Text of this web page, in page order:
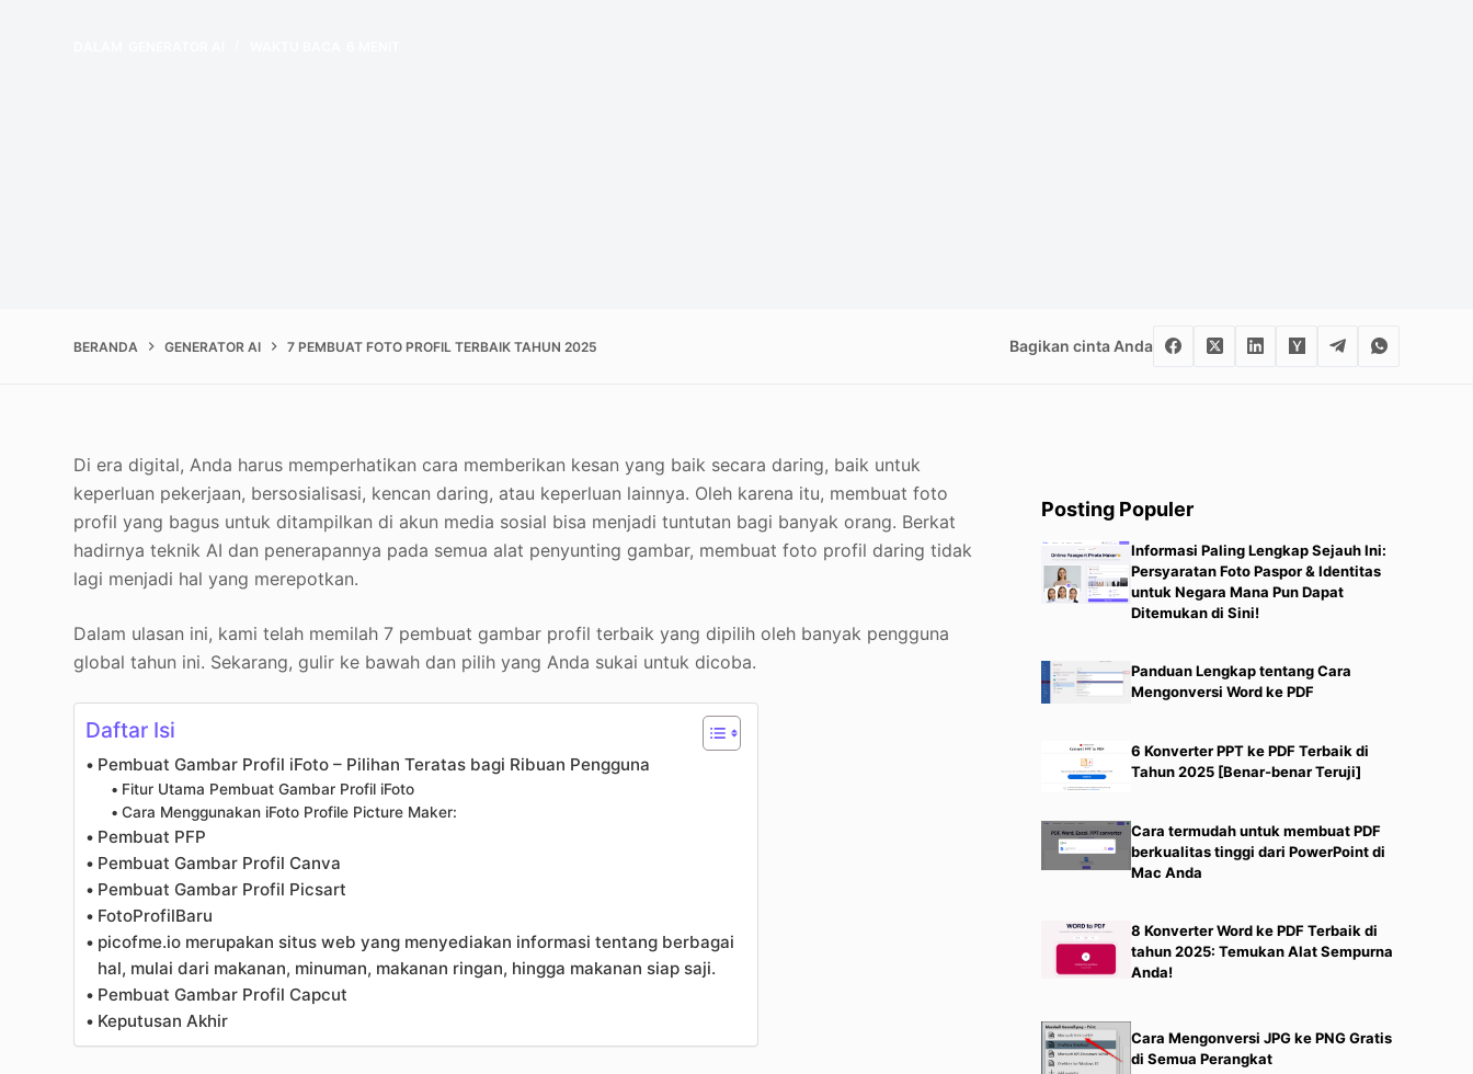
BERANDA GENERATOR AI 7 PEMBUAT FOTO PROFIL TERBAIK TAHUN 2025 Bagikan cinta Anda
Di era digital, Anda harus memperhatikan cara memberikan kesan yang baik secara daring, baik untuk
keperluan pekerjaan, bersosialisasi, kencan daring, atau keperluan lainnya. Oleh karena itu, membuat foto
profil yang bagus untuk ditampilkan di akun media sosial bisa menjadi tuntutan bagi banyak orang. Berkat
hadirnya teknik AI dan penerapannya pada semua alat penyunting gambar, membuat foto profil daring tidak
lagi menjadi hal yang merepotkan.
Dalam ulasan ini, kami telah memilah 7 pembuat gambar profil terbaik yang dipilih oleh banyak pengguna
global tahun ini. Sekarang, gulir ke bawah dan pilih yang Anda sukai untuk dicoba.
Daftar Isi
Pembuat Gambar Profil iFoto – Pilihan Teratas bagi Ribuan Pengguna
Fitur Utama Pembuat Gambar Profil iFoto
Cara Menggunakan iFoto Profile Picture Maker:
Pembuat PFP
Pembuat Gambar Profil Canva
Pembuat Gambar Profil Picsart
FotoProfilBaru
picofme.io merupakan situs web yang menyediakan informasi tentang berbagai
hal, mulai dari makanan, minuman, makanan ringan, hingga makanan siap saji.
Pembuat Gambar Profil Capcut
Keputusan Akhir
Posting Populer
Informasi Paling Lengkap Sejauh Ini:
Persyaratan Foto Paspor & Identitas
untuk Negara Mana Pun Dapat
Ditemukan di Sini!
Panduan Lengkap tentang Cara
Mengonversi Word ke PDF
6 Konverter PPT ke PDF Terbaik di
Tahun 2025 [Benar-benar Teruji]
Cara termudah untuk membuat PDF
berkualitas tinggi dari PowerPoint di
Mac Anda
8 Konverter Word ke PDF Terbaik di
tahun 2025: Temukan Alat Sempurna
Anda!
Cara Mengonversi JPG ke PNG Gratis
di Semua Perangkat